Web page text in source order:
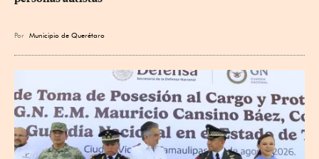
Por Municipio de Querétaro